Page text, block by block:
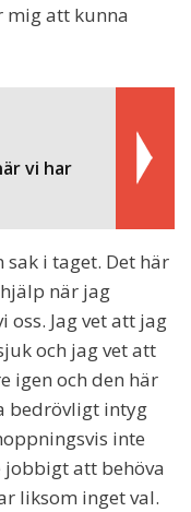
mig att kunna
vi har
sak i taget. Det här
när jag
oss. Jag vet att jag
och jag vet att
igen och den här
bedrövligt intyg
inte
jobbigt att behöva
liksom inget val.